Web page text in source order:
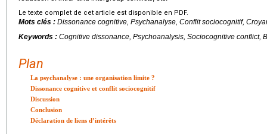
Le texte complet de cet article est disponible en PDF.
Mots clés : Dissonance cognitive, Psychanalyse, Conflit sociocognitif,
Keywords : Cognitive dissonance, Psychoanalysis, Sociocognitive conflict,
Plan
La psychanalyse : une organisation limite ?
Dissonance cognitive et conflit sociocognitif
Discussion
Conclusion
Déclaration de liens d’intérêts